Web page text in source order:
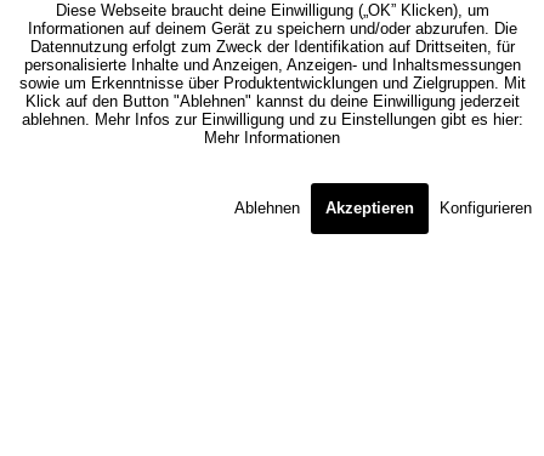
Diese Webseite braucht deine Einwilligung („OK” Klicken), um
Informationen auf deinem Gerät zu speichern und/oder abzurufen. Die
Datennutzung erfolgt zum Zweck der Identifikation auf Drittseiten, für
personalisierte Inhalte und Anzeigen, Anzeigen- und Inhaltsmessungen
sowie um Erkenntnisse über Produktentwicklungen und Zielgruppen. Mit
Klick auf den Button "Ablehnen" kannst du deine Einwilligung jederzeit
ablehnen. Mehr Infos zur Einwilligung und zu Einstellungen gibt es hier:
Mehr Informationen
Ablehnen Akzeptieren Konfigurieren